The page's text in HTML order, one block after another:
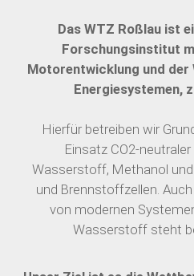
Das WTZ Roßlau ist
Forschungsinstitut
Motorentwicklung und
Energiesystemen,
Hierfür betreiben wir
Einsatz CO2-
Wasserstoff, Methanol
und Brennstoffzellen.
von modernen
Wasserstoff steht